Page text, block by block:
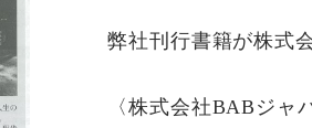
弊社刊行書籍が株式
〈株式会社BABジャ